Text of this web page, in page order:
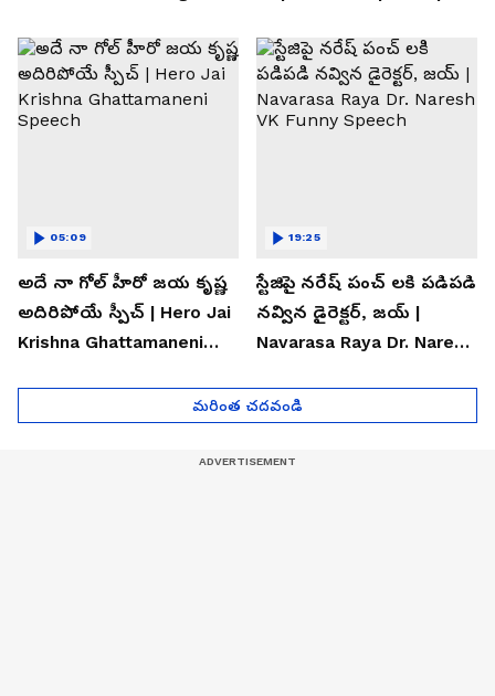
అదే నా గోల్ హీరో జయ కృష్ణ
అదిరిపోయే స్పీచ్ | Hero Jai
Krishna Ghattamaneni
05:09
స్టేజిపై నరేష్ పంచ్ లకి పడిపడి
నవ్విన డైరెక్టర్, జయ్ |
Navarasa Raya Dr. Naresh
19:25
మరింత చదవండి